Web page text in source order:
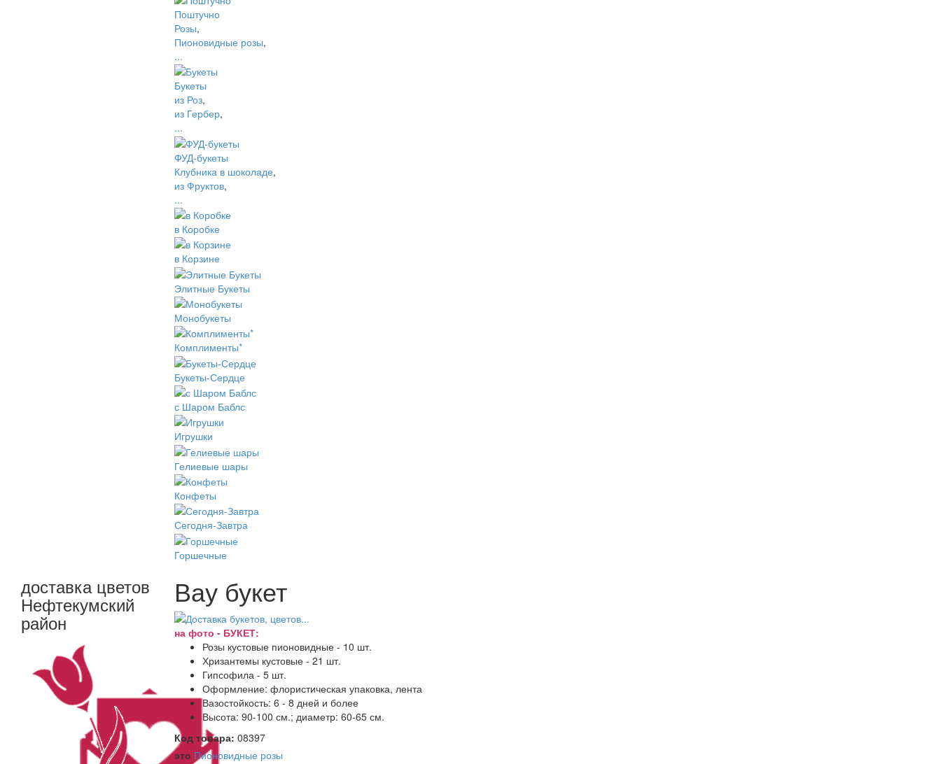
Поштучно
Розы,
Пионовидные розы,
...
Букеты
из Роз,
из Гербер,
...
ФУД-букеты
Клубника в шоколаде,
из Фруктов,
...
в Коробке
в Корзине
Элитные Букеты
Монобукеты
Комплименты*
Букеты-Сердце
с Шаром Баблс
Игрушки
Гелиевые шары
Конфеты
Сегодня-Завтра
Горшечные
доставка цветов
Нефтекумский
район
Вау букет
на фото - БУКЕТ:
Розы кустовые пионовидные - 10 шт.
Хризантемы кустовые - 21 шт.
Гипсофила - 5 шт.
Оформление: флористическая упаковка, лента
Вазостойкость: 6 - 8 дней и более
Высота: 90-100 см.; диаметр: 60-65 см.
Код товара: 08397
это Пионовидные розы